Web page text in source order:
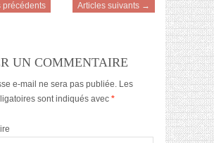
précédents Articles suivants →
UN COMMENTAIRE
e-mail ne sera pas publiée. Les
sont indiqués avec *